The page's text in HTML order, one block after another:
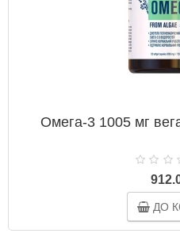
Омега-3 1005 мг
ДО